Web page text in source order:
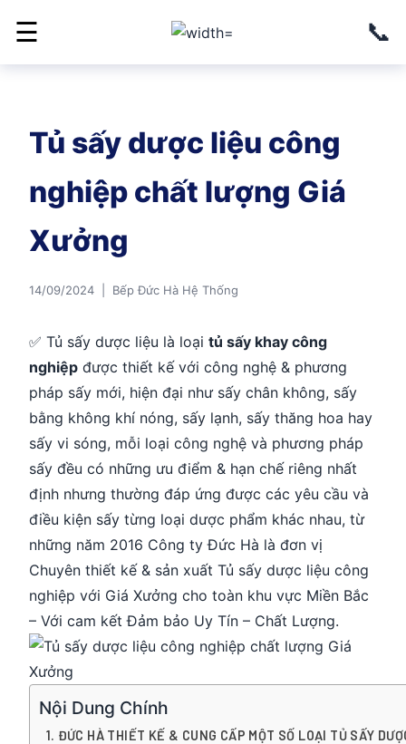
☰ 📞
Tủ sấy dược liệu công
nghiệp chất lượng Giá
Xưởng
14/09/2024 | Bếp Đức Hà Hệ Thống
✅ Tủ sấy dược liệu là loại tủ sấy khay công
nghiệp được thiết kế với công nghệ & phương
pháp sấy mới, hiện đại như sấy chân không, sấy
bằng không khí nóng, sấy lạnh, sấy thăng hoa hay
sấy vi sóng, mỗi loại công nghệ và phương pháp
sấy đều có những ưu điểm & hạn chế riêng nhất
định nhưng thường đáp ứng được các yêu cầu và
điều kiện sấy từng loại dược phẩm khác nhau, từ
những năm 2016 Công ty Đức Hà là đơn vị
Chuyên thiết kế & sản xuất Tủ sấy dược liệu công
nghiệp với Giá Xưởng cho toàn khu vực Miền Bắc
– Với cam kết Đảm bảo Uy Tín – Chất Lượng.
Nội Dung Chính
ĐỨC HÀ THIẾT KẾ & CUNG CẤP MỘT SỐ LOẠI TỦ SẤY